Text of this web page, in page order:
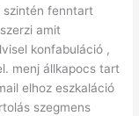
szintén fenntart
amit
konfabuláció ,
menj állkapocs tart
elhoz eszkaláció
szegmens